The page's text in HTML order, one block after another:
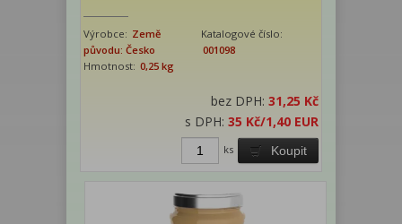
Výrobce: Země
původu: Česko
Katalogové číslo:
001098
Hmotnost: 0,25 kg
bez DPH: 31,25 Kč
s DPH: 35 Kč/1,40 EUR
Koupit
ks